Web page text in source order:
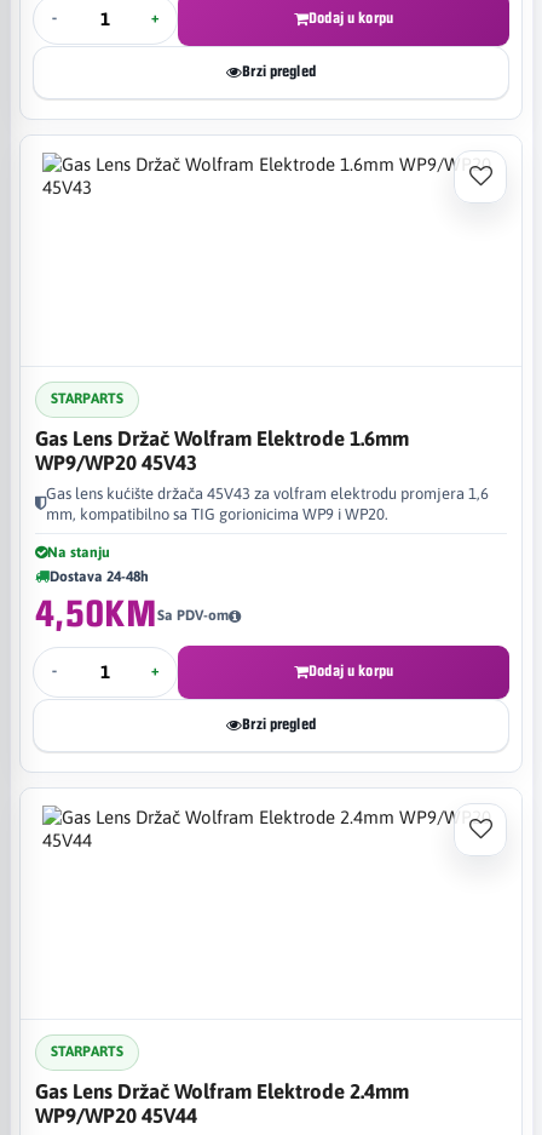
- + Dodaj u korpu
Brzi pregled
STARPARTS
Gas Lens Držač Wolfram Elektrode 1.6mm
WP9/WP20 45V43
Gas lens kućište držača 45V43 za volfram elektrodu promjera 1,6
mm, kompatibilno sa TIG gorionicima WP9 i WP20.
Na stanju
Dostava 24-48h
4,50KMSa PDV-om
- + Dodaj u korpu
Brzi pregled
STARPARTS
Gas Lens Držač Wolfram Elektrode 2.4mm
WP9/WP20 45V44